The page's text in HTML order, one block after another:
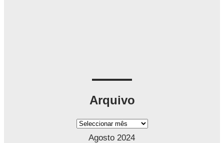
Arquivo
A
Agosto 2024